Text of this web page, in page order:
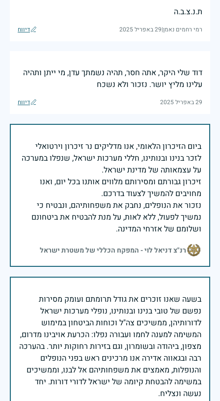
ת.נ.צ.ב.ה
רמי רחמים נאמן|29 באפריל 2025 דיווח
דוד שלי היקר, אתה חסר, תהיה נשמתך עדן, מי ייתן ותהיה
עלינו מליץ יושר. נזכור ולא נשכח
29 באפריל 2025 דיווח
ביום הזיכרון הלאומי, אנו מדליקים נר זיכרון וירטואלי
לזכר בנינו ובנותינו, חללי מערכות ישראל, שנפלו במערכה
זיכרון גבורתם ומסירותם מלווים אותנו בכל יום, ואנו
נזכור את הנופלים, נחבק את משפחותיהם, ונבטיח כי
נמשיך לפעול, ללא לאות, על מנת להבטיח את ביטחונם
ושלומם של אזרחי המדינה.
רנ"צ דניאל לוי - המפקח הכללי של משטרת ישראל
בשעה שאנו זוכרים את גודל תרומתם ועומק מסירות
נפשם של טובי בנינו ובנותינו, נופלי מערכות ישראל
לדורותיהן, ממשיכים צה"ל וכוחות הביטחון במימוש
המשימה למענה לחמו ועבורה נפלו: הכרעת אויבינו מדרום,
מצפון, ביהודה ובשומרון, וגם בזירות רחוקות יותר. בהערכה
רבה ובגאווה אדירה אנו מרכינים ראש בפני הנופלים
והנופלות, מאמצים את משפחותיהם אל לבנו, וממשיכים
במשימה להבטחת קיומה של ישראל לדורי דורות. יחד
נעשה ונצליח.